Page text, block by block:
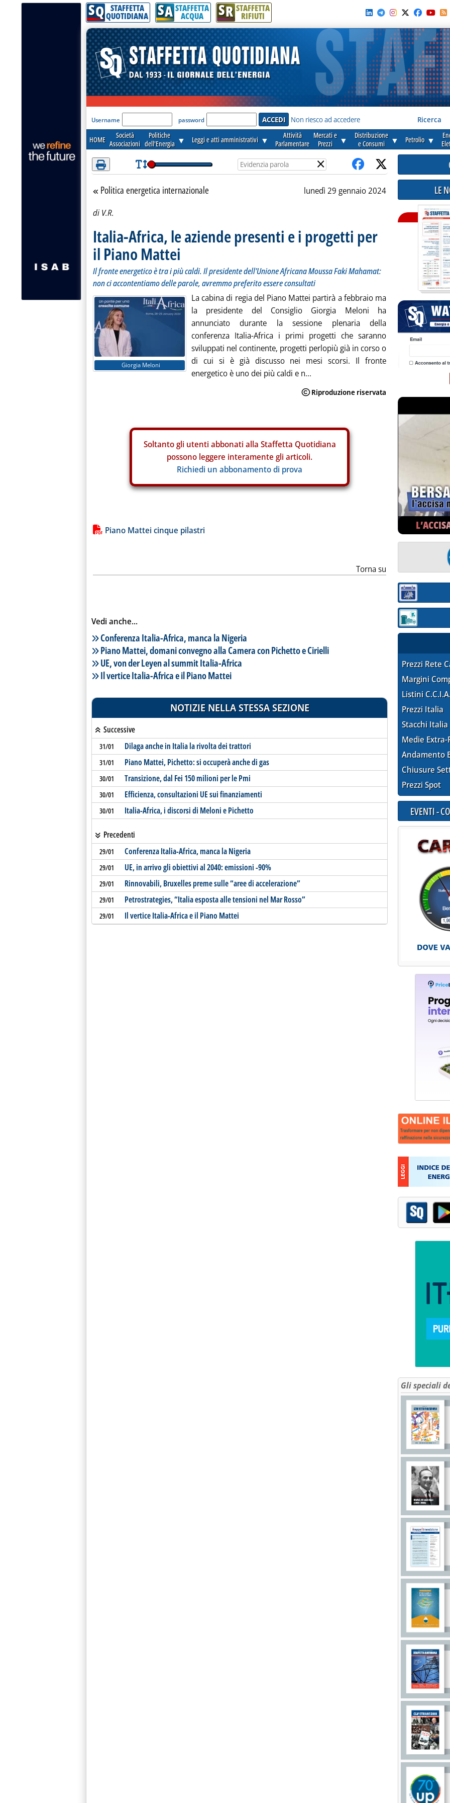
Attenzione! Esegui l'accesso per lèggere interamente la notizia.
SQ STAFFETTA
QUOTIDIANA SA STAFFETTA
ACQUA SR STAFFETTA
RIFIUTI
'Modulo Login per accedere'
Username password Non riesco ad accedere Ricerca
HOME
Società
Associazioni
Politiche
dell'Energia ▼ Leggi e atti amministrativi ▼
Attività
Parlamentare
Mercati e
Prezzi
▼
Distribuzione
e Consumi
▼ Petrolio ▼
×
Torna alla sezione
Politica energetica internazionale
lunedì 29 gennaio 2024
di V.R.
Italia-Africa, le aziende presenti e i progetti per
il Piano Mattei
Il fronte energetico è tra i più caldi. Il presidente dell'Unione Africana Moussa Faki Mahamat:
non ci accontentiamo delle parole, avremmo preferito essere consultati
Giorgia Meloni
La cabina di regia del Piano Mattei partirà a febbraio ma
la presidente del Consiglio Giorgia Meloni ha
annunciato durante la sessione plenaria della
conferenza Italia-Africa i primi progetti che saranno
sviluppati nel continente, progetti perlopiù già in corso o
di cui si è già discusso nei mesi scorsi. Il fronte
energetico è uno dei più caldi e n...
Soltanto gli utenti abbonati alla Staffetta Quotidiana
possono leggere interamente gli articoli.
Richiedi un abbonamento di prova
Lista allegati PDF alla notizia
Piano Mattei cinque pilastri
Torna su
Vedi anche...
Lista notizie correlate
Conferenza Italia-Africa, manca la Nigeria
Piano Mattei, domani convegno alla Camera con Pichetto e Cirielli
UE, von der Leyen al summit Italia-Africa
Il vertice Italia-Africa e il Piano Mattei
NOTIZIE NELLA STESSA SEZIONE
Successive
31/01 Dilaga anche in Italia la rivolta dei trattori
31/01 Piano Mattei, Pichetto: si occuperà anche di gas
30/01 Transizione, dal Fei 150 milioni per le Pmi
30/01 Efficienza, consultazioni UE sui finanziamenti
30/01 Italia-Africa, i discorsi di Meloni e Pichetto
Precedenti
29/01 Conferenza Italia-Africa, manca la Nigeria
29/01 UE, in arrivo gli obiettivi al 2040: emissioni -90%
29/01 Rinnovabili, Bruxelles preme sulle “aree di accelerazione”
29/01 Petrostrategies, “Italia esposta alle tensioni nel Mar Rosso”
29/01 Il vertice Italia-Africa e il Piano Mattei
LE
Sezione:
Sezione:
Prezzi Rete
Margini
Listini
Prezzi Italia
Stacchi Italia
Medie Extra-
Andamento
Chiusure
Prezzi Spot
EVENTI -
Gli speciali